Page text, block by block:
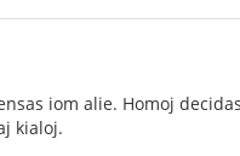
iom alie. Homoj
kialoj.